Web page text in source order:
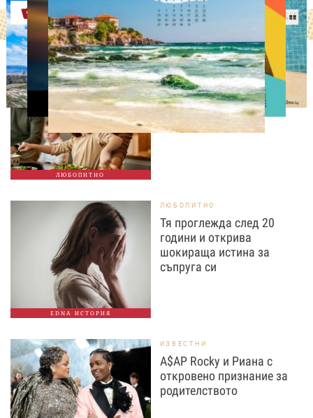
Оферти
ЛЮБОПИТНО
ЛЮБОПИТНО
Тайната на добрата
вечеря не се крие в
сложната рецепта
EDNA ИСТОРИЯ
ЛЮБОПИТНО
Тя проглежда след 20
години и открива
шокираща истина за
съпруга си
ИЗВЕСТНИ
A$AP Rocky и Риана с
откровено признание за
родителството